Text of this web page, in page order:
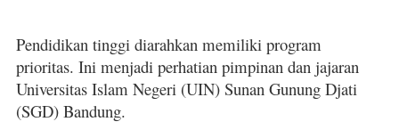
Pendidikan tinggi diarahkan memiliki program
prioritas. Ini menjadi perhatian pimpinan dan jajaran
Universitas Islam Negeri (UIN) Sunan Gunung Djati
(SGD) Bandung.